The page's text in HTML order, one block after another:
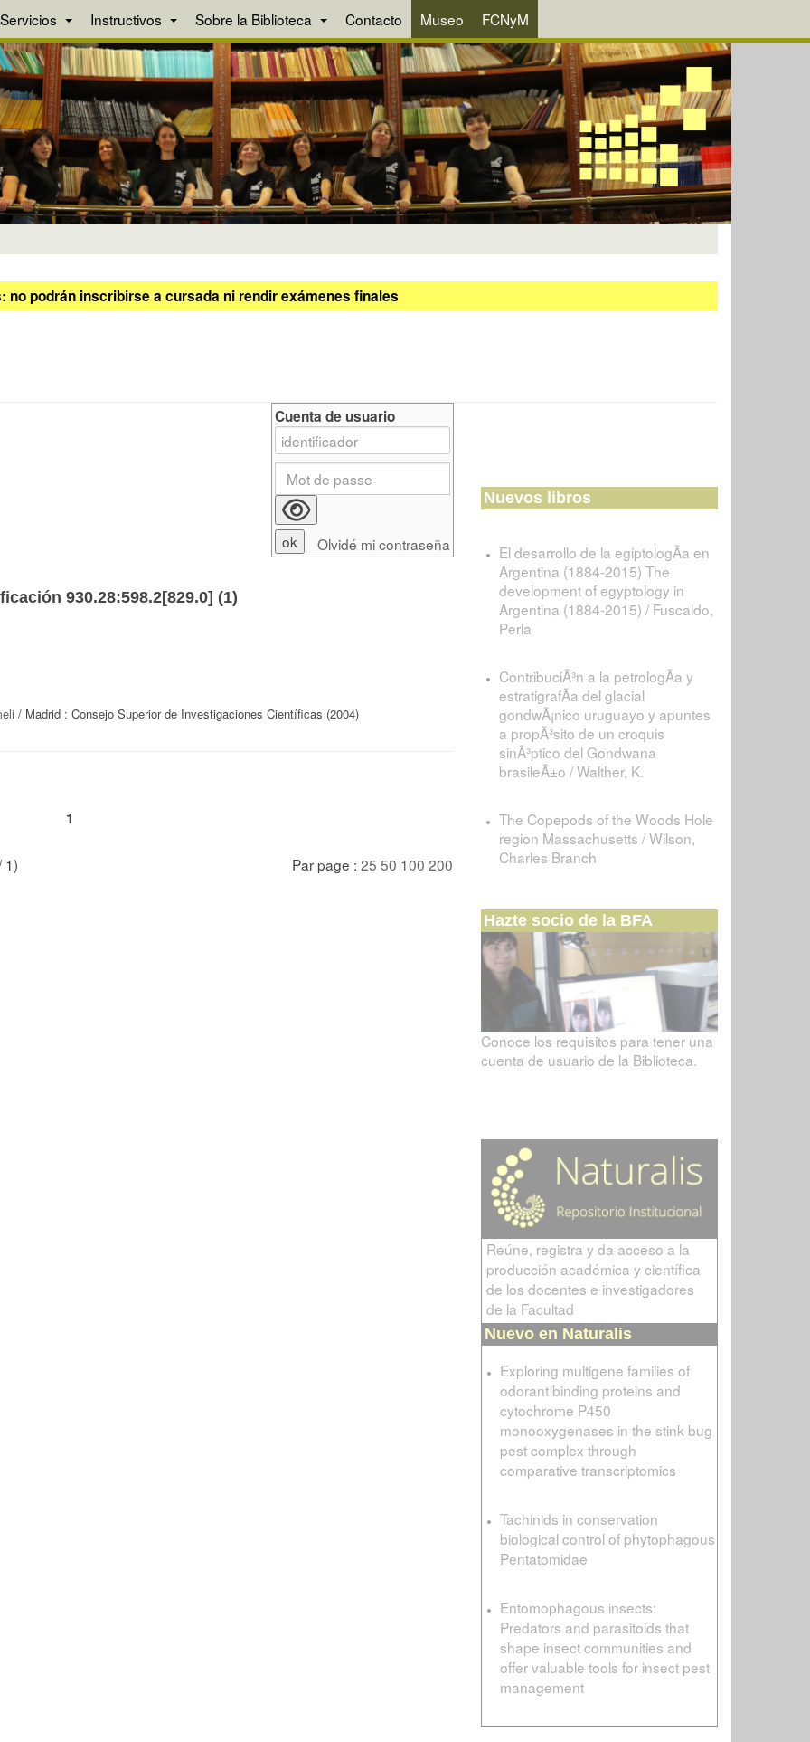
Servicios Instructivos Sobre la Biblioteca Contacto Museo FCNyM
podrán inscribirse a cursada ni rendir exámenes finales
930.28:598.2[829.0] (1)
/ Madrid : Consejo Superior de Investigaciones Científicas (2004)
1
1) Par page : 25 50 100 200
Cuenta de usuario
Olvidé mi contraseña
Nuevos libros
El desarrollo de la egiptologÃ­a en
Argentina (1884-2015) The
development of egyptology in
Argentina (1884-2015) / Fuscaldo,
Perla
ContribuciÃ³n a la petrologÃ­a y
estratigrafÃ­a del glacial
gondwÃ¡nico uruguayo y apuntes
a propÃ³sito de un croquis
sinÃ³ptico del Gondwana
brasileÃ±o / Walther, K.
The Copepods of the Woods Hole
region Massachusetts / Wilson,
Charles Branch
Hazte socio de la BFA
Conoce los requisitos para tener una
cuenta de usuario de la Biblioteca.
Reúne, registra y da acceso a la
producción académica y científica
de los docentes e investigadores
de la Facultad
Nuevo en Naturalis
Exploring multigene families of
odorant binding proteins and
cytochrome P450
monooxygenases in the stink bug
pest complex through
comparative transcriptomics
Tachinids in conservation
biological control of phytophagous
Pentatomidae
Entomophagous insects:
Predators and parasitoids that
shape insect communities and
offer valuable tools for insect pest
management